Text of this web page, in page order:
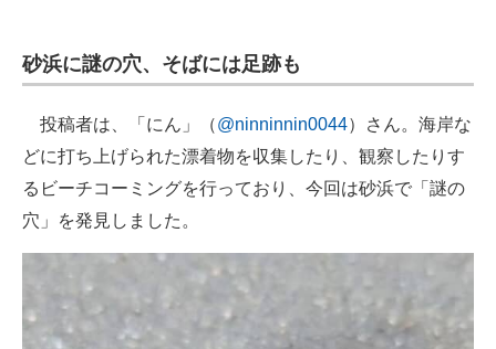
電子設計の基本と応用
エネルギーの専門メディア
建設×テクノロジーの最前線
砂浜に謎の穴、そばには足跡も
投稿者は、「にん」（@ninninnin0044）さん。海岸な
どに打ち上げられた漂着物を収集したり、観察したりす
るビーチコーミングを行っており、今回は砂浜で「謎の
穴」を発見しました。